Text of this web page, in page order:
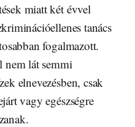
miatt két évvel
tanács
fogalmazott.
nem lát semmi
elnevezésben, csak
vagy egészségre